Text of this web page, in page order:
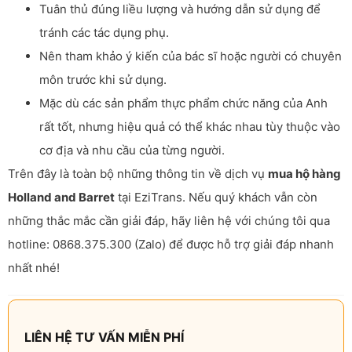
Tuân thủ đúng liều lượng và hướng dẫn sử dụng để
tránh các tác dụng phụ.
Nên tham khảo ý kiến của bác sĩ hoặc người có chuyên
môn trước khi sử dụng.
Mặc dù các sản phẩm thực phẩm chức năng của Anh
rất tốt, nhưng hiệu quả có thể khác nhau tùy thuộc vào
cơ địa và nhu cầu của từng người.
Trên đây là toàn bộ những thông tin về dịch vụ mua hộ hàng
Holland and Barret tại EziTrans. Nếu quý khách vẫn còn
những thắc mắc cần giải đáp, hãy liên hệ với chúng tôi qua
hotline: 0868.375.300 (Zalo) để được hỗ trợ giải đáp nhanh
nhất nhé!
LIÊN HỆ TƯ VẤN MIỄN PHÍ